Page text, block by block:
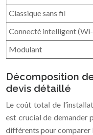
Classique sans fil
Connecté intelligent
Modulant
Décomposition
devis détaillé
Le coût total de
est crucial de demander
différents pour comparer